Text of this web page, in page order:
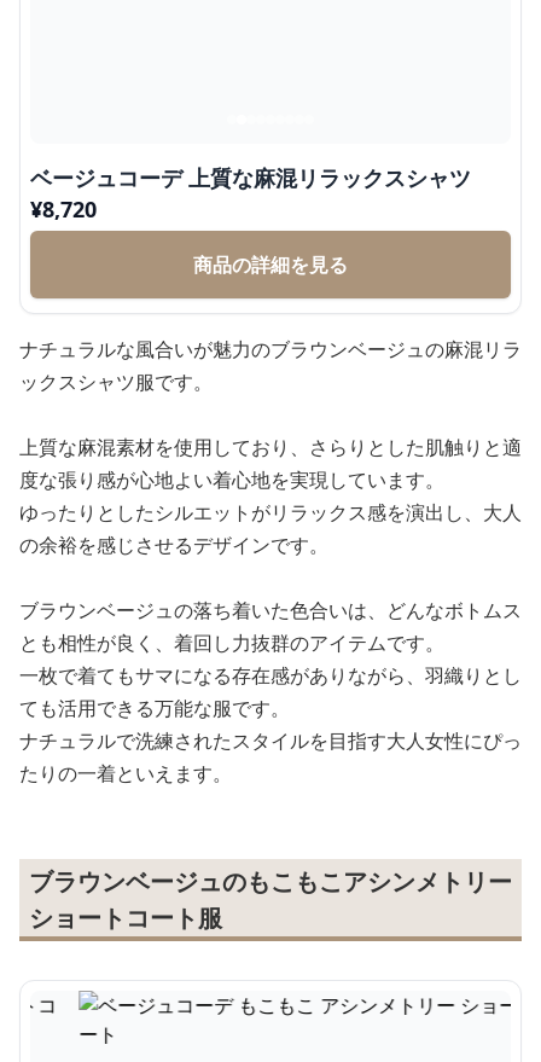
ベージュコーデ 上質な麻混リラックスシャツ
¥8,720
商品の詳細を見る
ナチュラルな風合いが魅力のブラウンベージュの麻混リラ
ックスシャツ服です。
上質な麻混素材を使用しており、さらりとした肌触りと適
度な張り感が心地よい着心地を実現しています。
ゆったりとしたシルエットがリラックス感を演出し、大人
の余裕を感じさせるデザインです。
ブラウンベージュの落ち着いた色合いは、どんなボトムス
とも相性が良く、着回し力抜群のアイテムです。
一枚で着てもサマになる存在感がありながら、羽織りとし
ても活用できる万能な服です。
ナチュラルで洗練されたスタイルを目指す大人女性にぴっ
たりの一着といえます。
ブラウンベージュのもこもこアシンメトリー
ショートコート服